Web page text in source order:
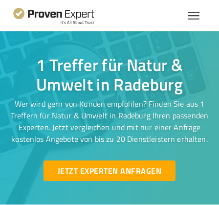
1 Treffer für Natur &
Umwelt in Radeburg
Wer wird gern von Kunden empfohlen? Finden Sie aus 1
Treffern für Natur & Umwelt in Radeburg Ihren passenden
Experten. Jetzt vergleichen und mit nur einer Anfrage
kostenlos Angebote von bis zu 20 Dienstleistern erhalten.
JETZT EXPERTEN ANFRAGEN